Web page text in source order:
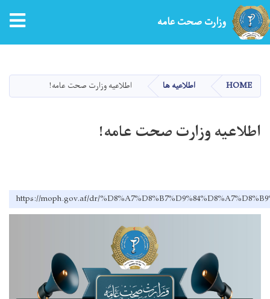
main
content
وزارت صحت عامه
HOME اطلاعیه ها اطلاعیه وزارت صحت عامه!
اطلاعیه وزارت صحت عامه!
https://moph.gov.af/dr/